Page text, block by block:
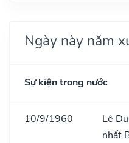
Ngày này năm
Sự kiện trong nước
10/9/1960
Lê
nhất